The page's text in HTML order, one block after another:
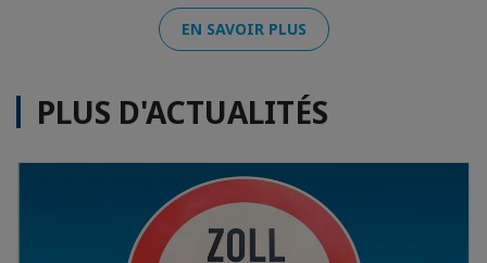
EN SAVOIR PLUS
PLUS D'ACTUALITÉS